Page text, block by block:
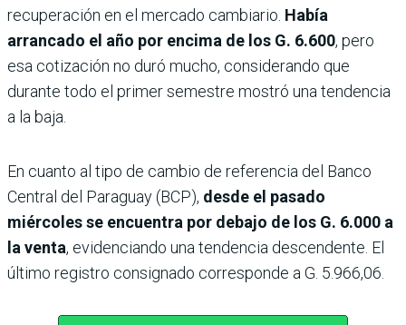
recuperación en el mercado cambiario. Había
arrancado el año por encima de los G. 6.600, pero
esa cotización no duró mucho, considerando que
durante todo el primer semestre mostró una tendencia
a la baja.
En cuanto al tipo de cambio de referencia del Banco
Central del Paraguay (BCP), desde el pasado
miércoles se encuentra por debajo de los G. 6.000 a
la venta, evidenciando una tendencia descendente. El
último registro consignado corresponde a G. 5.966,06.